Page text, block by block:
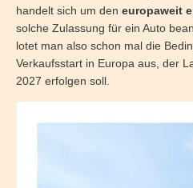
handelt sich um den europaweit
solche Zulassung für ein Auto
lotet man also schon mal die
Verkaufsstart in Europa aus, der
2027 erfolgen soll.